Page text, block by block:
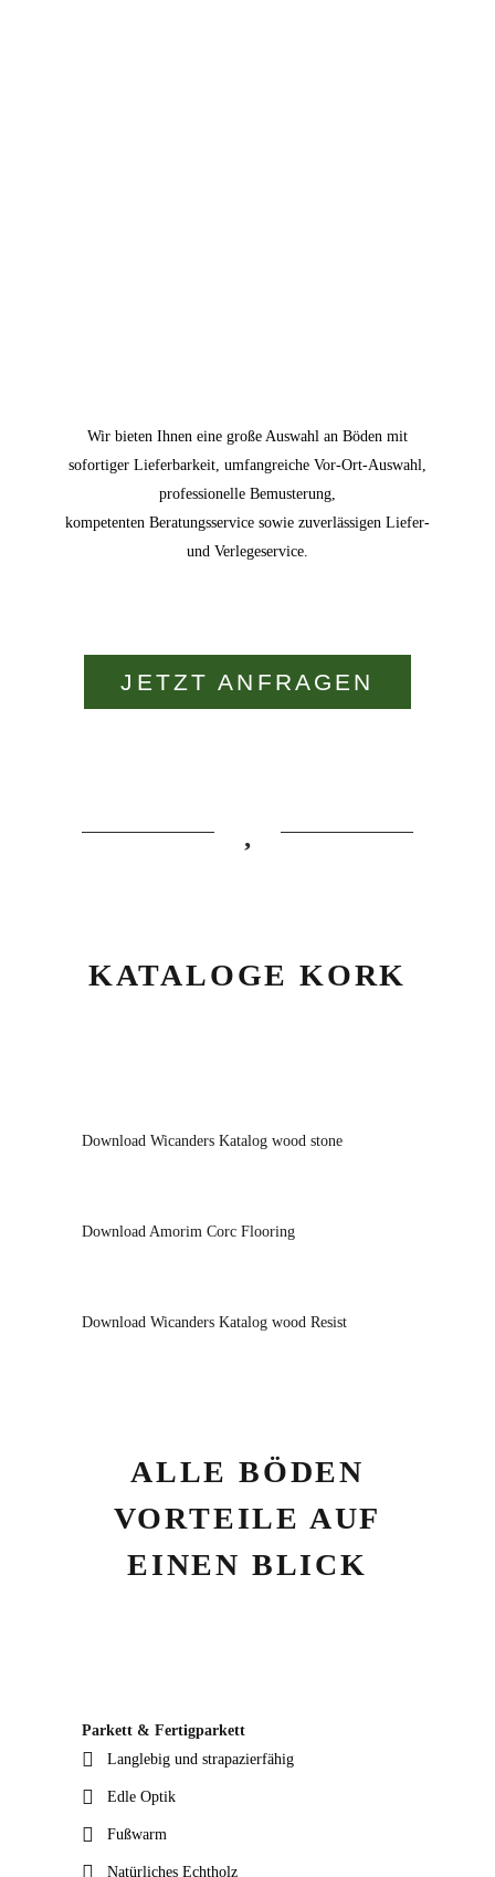
Wir bieten Ihnen eine große Auswahl an Böden mit
sofortiger Lieferbarkeit, umfangreiche Vor-Ort-Auswahl,
professionelle Bemusterung,
kompetenten Beratungsservice sowie zuverlässigen Liefer-
und Verlegeservice.
JETZT ANFRAGEN
KATALOGE KORK
Download Wicanders Katalog wood stone
Download Amorim Corc Flooring
Download Wicanders Katalog wood Resist
ALLE BÖDEN
VORTEILE AUF
EINEN BLICK
Parkett & Fertigparkett
Langlebig und strapazierfähig
Edle Optik
Fußwarm
Natürliches Echtholz